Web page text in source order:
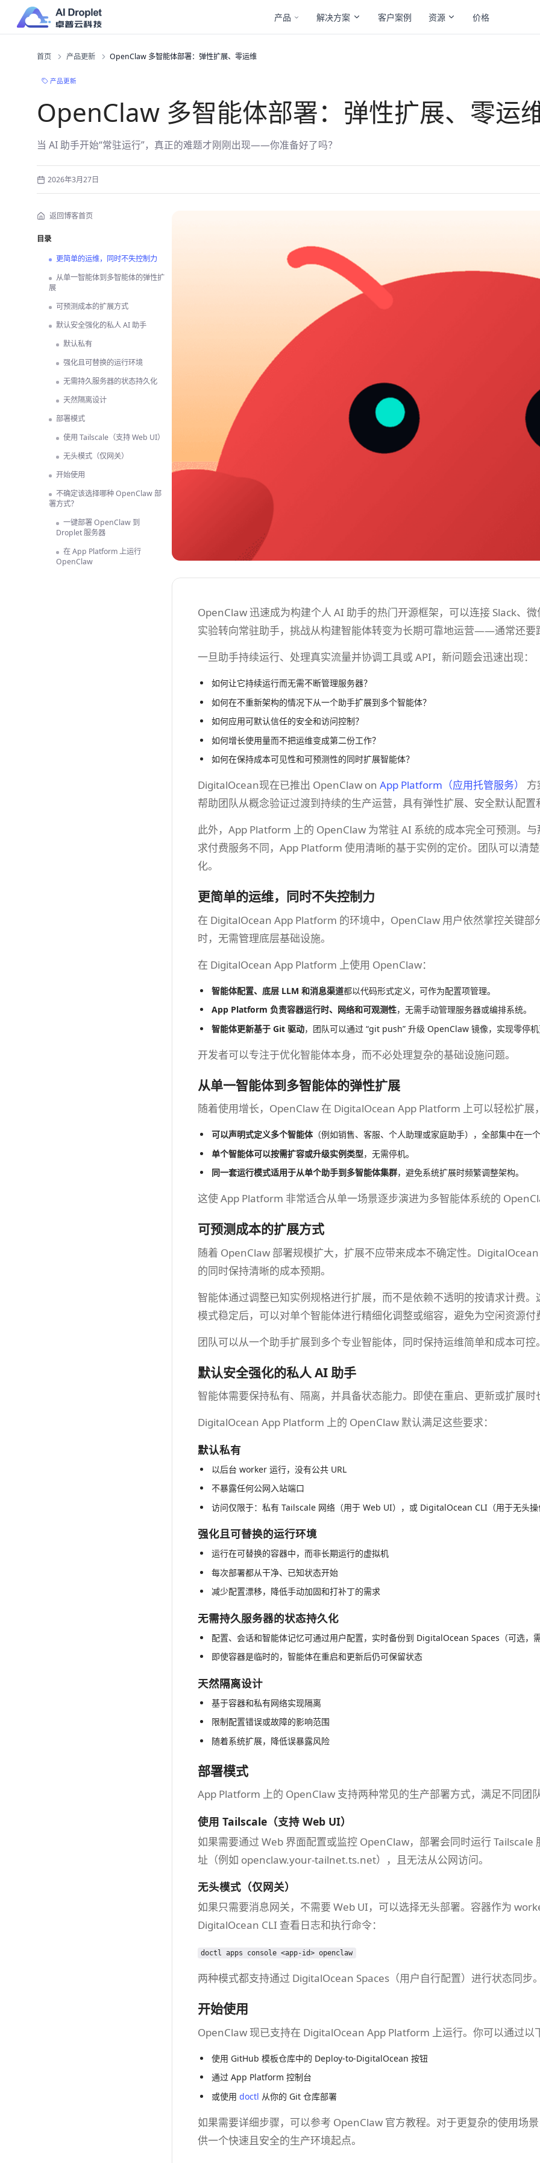
产品 解决方案 客户案例 资源 价格
首页 产品更新 OpenClaw 多智能体部署：弹性扩展、零运维
产品更新
OpenClaw 多智能体部署：弹性扩展、零运
当 AI 助手开始“常驻运行”，真正的难题才刚刚出现——你准备好了吗？
2026年3月27日
返回博客首页
目录
更简单的运维，同时不失控制力
从单一智能体到多智能体的弹性扩
展
可预测成本的扩展方式
默认安全强化的私人 AI 助手
默认私有
强化且可替换的运行环境
无需持久服务器的状态持久化
天然隔离设计
部署模式
使用 Tailscale（支持 Web UI）
无头模式（仅网关）
开始使用
不确定该选择哪种 OpenClaw 部
署方式？
一键部署 OpenClaw 到
Droplet 服务器
在 App Platform 上运行
OpenClaw
OpenClaw 迅速成为构建个人 AI 助手的热门开源框架，可以连接 Slack、
实验转向常驻助手，挑战从构建智能体转变为长期可靠地运营——通常还要
一旦助手持续运行、处理真实流量并协调工具或 API，新问题会迅速出现：
如何让它持续运行而无需不断管理服务器？
如何在不重新架构的情况下从一个助手扩展到多个智能体？
如何应用可默认信任的安全和访问控制？
如何增长使用量而不把运维变成第二份工作？
如何在保持成本可见性和可预测性的同时扩展智能体？
DigitalOcean现在已推出 OpenClaw on App Platform（应用托管服务）
帮助团队从概念验证过渡到持续的生产运营，具有弹性扩展、安全默认配置
此外，App Platform 上的 OpenClaw 为常驻 AI 系统的成本完全可预测。
求付费服务不同，App Platform 使用清晰的基于实例的定价。团队可以清
化。
更简单的运维，同时不失控制力
在 DigitalOcean App Platform 的环境中，OpenClaw 用户依然掌控关键部
时，无需管理底层基础设施。
在 DigitalOcean App Platform 上使用 OpenClaw：
智能体配置、底层 LLM 和消息渠道都以代码形式定义，可作为配置项管理。
App Platform 负责容器运行时、网络和可观测性，无需手动管理服务器或编排系统。
智能体更新基于 Git 驱动，团队可以通过 “git push” 升级 OpenClaw 镜像，实现零停机
开发者可以专注于优化智能体本身，而不必处理复杂的基础设施问题。
从单一智能体到多智能体的弹性扩展
随着使用增长，OpenClaw 在 DigitalOcean App Platform 上可以轻松扩展
可以声明式定义多个智能体（例如销售、客服、个人助理或家庭助手），全部集中在一
单个智能体可以按需扩容或升级实例类型，无需停机。
同一套运行模式适用于从单个助手到多智能体集群，避免系统扩展时频繁调整架构。
这使 App Platform 非常适合从单一场景逐步演进为多智能体系统的
可预测成本的扩展方式
随着 OpenClaw 部署规模扩大，扩展不应带来成本不确定性。
的同时保持清晰的成本预期。
智能体通过调整已知实例规格进行扩展，而不是依赖不透明的按请求计费
模式稳定后，可以对单个智能体进行精细化调整或缩容，避免为空闲资源付
团队可以从一个助手扩展到多个专业智能体，同时保持运维简单和成本可控。
默认安全强化的私人 AI 助手
智能体需要保持私有、隔离，并具备状态能力。即使在重启、更新或扩展时
DigitalOcean App Platform 上的 OpenClaw 默认满足这些要求：
默认私有
以后台 worker 运行，没有公共 URL
不暴露任何公网入站端口
访问仅限于：私有 Tailscale 网络（用于 Web UI），或 DigitalOcean CLI（用于无头操
强化且可替换的运行环境
运行在可替换的容器中，而非长期运行的虚拟机
每次部署都从干净、已知状态开始
减少配置漂移，降低手动加固和打补丁的需求
无需持久服务器的状态持久化
配置、会话和智能体记忆可通过用户配置，实时备份到 DigitalOcean Spaces（可选，需
即使容器是临时的，智能体在重启和更新后仍可保留状态
天然隔离设计
基于容器和私有网络实现隔离
限制配置错误或故障的影响范围
随着系统扩展，降低误暴露风险
部署模式
App Platform 上的 OpenClaw 支持两种常见的生产部署方式，满足不同团
使用 Tailscale（支持 Web UI）
如果需要通过 Web 界面配置或监控 OpenClaw，部署会同时运行
址（例如 openclaw.your-tailnet.ts.net），且无法从公网访问。
无头模式（仅网关）
如果只需要消息网关，不需要 Web UI，可以选择无头部署。容器作为
DigitalOcean CLI 查看日志和执行命令：
doctl apps console <app-id> openclaw
两种模式都支持通过 DigitalOcean Spaces（用户自行配置）进行状态同步。
开始使用
OpenClaw 现已支持在 DigitalOcean App Platform 上运行。你可以通过以
使用 GitHub 模板仓库中的 Deploy-to-DigitalOcean 按钮
通过 App Platform 控制台
或使用 doctl 从你的 Git 仓库部署
如果需要详细步骤，可以参考 OpenClaw 官方教程。对于更复杂的使用场
供一个快速且安全的生产环境起点。